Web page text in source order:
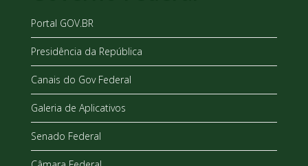
Portal GOV.BR
Presidência da República
Canais do Gov Federal
Galeria de Aplicativos
Senado Federal